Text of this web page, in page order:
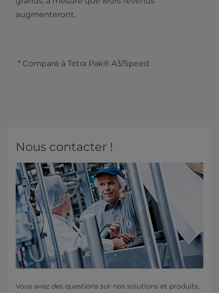
augmenteront.
* Comparé à Tetra Pak® A3/Speed
Nous contacter !
Vous avez des questions sur nos solutions et produits,